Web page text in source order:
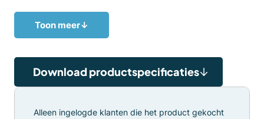
Polyurethaan
RAL2002 (rood),RAL9005 (zwart)
Toon meer↓
Download productspecificaties
Alleen ingelogde klanten die het product gekocht